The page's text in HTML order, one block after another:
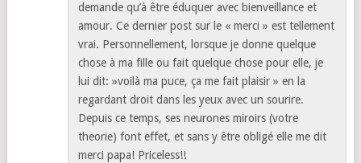
demande qu’à être éduquer avec bienveillance et
amour. Ce dernier post sur le « merci » est tellement
vrai. Personnellement, lorsque je donne quelque
chose à ma fille ou fait quelque chose pour elle, je
lui dit: »voilà ma puce, ça me fait plaisir » en la
regardant droit dans les yeux avec un sourire.
Depuis ce temps, ses neurones miroirs (votre
theorie) font effet, et sans y être obligé elle me dit
merci papa! Priceless!!